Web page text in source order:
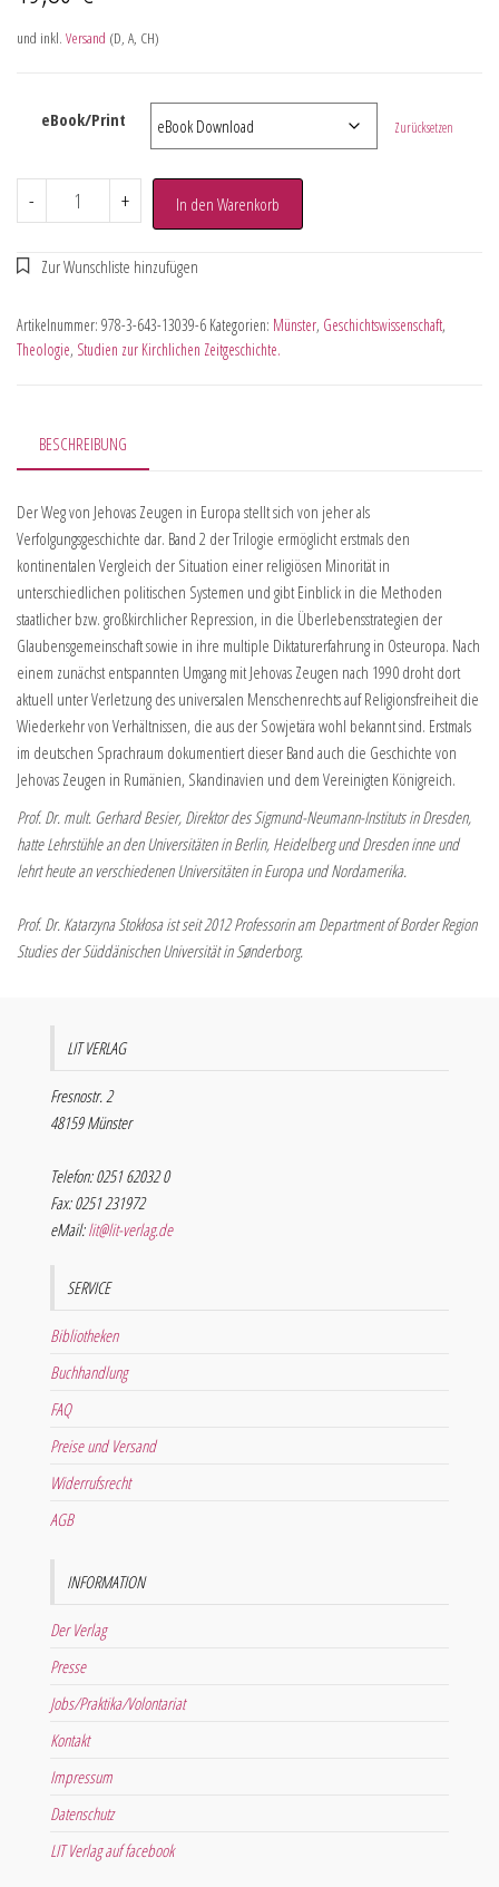
und inkl. Versand (D, A, CH)
eBook/Print Zurücksetzen
- + In den Warenkorb
Artikelnummer: 978-3-643-13039-6 Kategorien: Münster, Geschichtswissenschaft,
Theologie, Studien zur Kirchlichen Zeitgeschichte.
BESCHREIBUNG
Der Weg von Jehovas Zeugen in Europa stellt sich von jeher als
Verfolgungsgeschichte dar. Band 2 der Trilogie ermöglicht erstmals den
kontinentalen Vergleich der Situation einer religiösen Minorität in
unterschiedlichen politischen Systemen und gibt Einblick in die Methoden
staatlicher bzw. großkirchlicher Repression, in die Überlebensstrategien der
Glaubensgemeinschaft sowie in ihre multiple Diktaturerfahrung in Osteuropa. Nach
einem zunächst entspannten Umgang mit Jehovas Zeugen nach 1990 droht dort
aktuell unter Verletzung des universalen Menschenrechts auf Religionsfreiheit die
Wiederkehr von Verhältnissen, die aus der Sowjetära wohl bekannt sind. Erstmals
im deutschen Sprachraum dokumentiert dieser Band auch die Geschichte von
Jehovas Zeugen in Rumänien, Skandinavien und dem Vereinigten Königreich.
Prof. Dr. mult. Gerhard Besier, Direktor des Sigmund-Neumann-Instituts in Dresden,
hatte Lehrstühle an den Universitäten in Berlin, Heidelberg und Dresden inne und
lehrt heute an verschiedenen Universitäten in Europa und Nordamerika.
Prof. Dr. Katarzyna Stokłosa ist seit 2012 Professorin am Department of Border Region
Studies der Süddänischen Universität in Sønderborg.
LIT VERLAG
Fresnostr. 2
48159 Münster
Telefon: 0251 62032 0
Fax: 0251 231972
eMail:lit@lit-verlag.de
SERVICE
Bibliotheken
Buchhandlung
FAQ
Preise und Versand
Widerrufsrecht
AGB
INFORMATION
Der Verlag
Presse
Jobs/Praktika/Volontariat
Kontakt
Impressum
Datenschutz
LIT Verlag auf facebook